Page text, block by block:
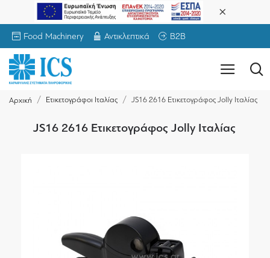
Food Machinery Αντικλεπτικά B2B
Αρχική Ετικετογράφοι Ιταλίας JS16 2616 Ετικετογράφος Jolly Ιταλίας
JS16 2616 Ετικετογράφος Jolly Ιταλίας